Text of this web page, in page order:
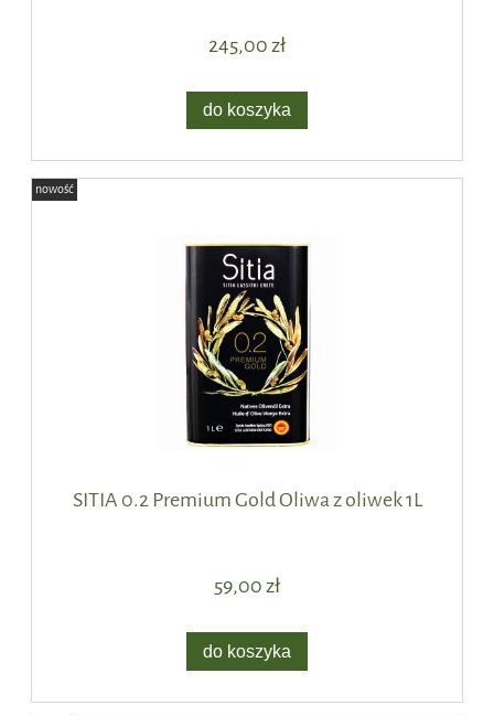
245,00 zł
do koszyka
SITIA 0.2 Premium Gold Oliwa z oliwek 1L
59,00 zł
do koszyka
nowość